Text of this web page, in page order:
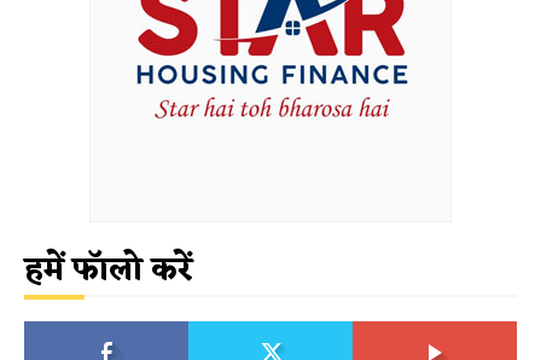
हमें फॉलो करें